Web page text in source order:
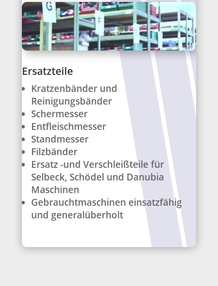
Ersatzteile
Kratzenbänder und
Reinigungsbänder
Schermesser
Entfleischmesser
Standmesser
Filzbänder
Ersatz -und Verschleißteile für
Selbeck, Schödel und Danubia
Maschinen
Gebrauchtmaschinen einsatzfähig
und generalüberholt